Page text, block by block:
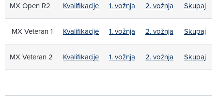
MX Open R2 Kvalifikacije 1. vožnja 2. vožnja Skupaj
MX Veteran 1 Kvalifikacije 1. vožnja 2. vožnja Skupaj
MX Veteran 2 Kvalifikacije 1. vožnja 2. vožnja Skupaj